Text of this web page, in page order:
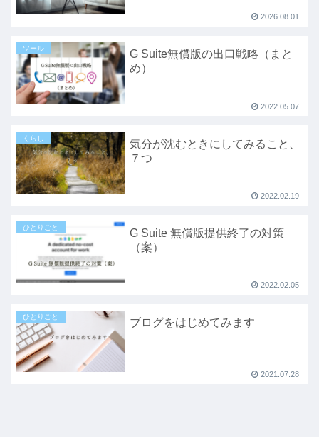
2026.08.01
ツール
G Suite無償版の出口戦略（まと
め）
2022.05.07
くらし
気分が沈むときにしてみること、
７つ
2022.02.19
ひとりごと
G Suite 無償版提供終了の対策
（案）
2022.02.05
ひとりごと ブログをはじめてみます
2021.07.28